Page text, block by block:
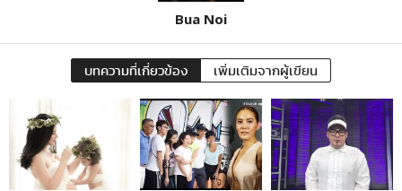
Bua Noi
บทความที่เกี่ยวข้อง เพิ่มเติมจากผู้เขียน